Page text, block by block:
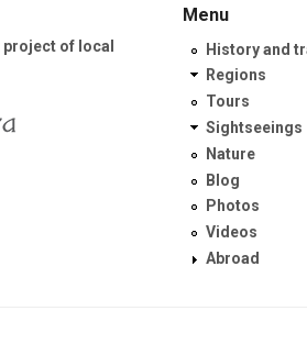
of local
Menu
History and
Regions
Tours
Sightseeings
Nature
Blog
Photos
Videos
Abroad